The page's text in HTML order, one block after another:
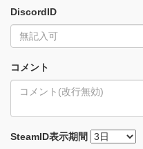
DiscordID
コメント
SteamID表示期間